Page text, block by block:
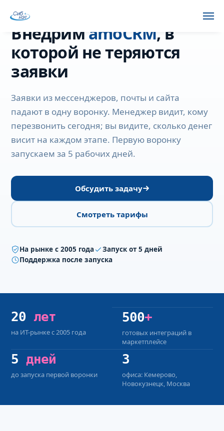
Внедрим amoCRM, в
которой не теряются
заявки
Заявки из мессенджеров, почты и сайта
падают в одну воронку. Менеджер видит, кому
перезвонить сегодня; вы видите, сколько денег
висит на каждом этапе. Первую воронку
запускаем за 5 рабочих дней.
Обсудить задачу
Смотреть тарифы
На рынке с 2005 года
Запуск от 5 дней
Поддержка после запуска
20 лет
на ИТ-рынке с 2005 года
500+
готовых интеграций в
маркетплейсе
5 дней
до запуска первой воронки
3
офиса: Кемерово,
Новокузнецк, Москва